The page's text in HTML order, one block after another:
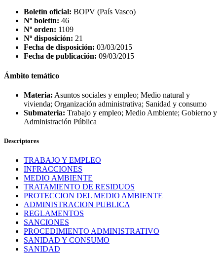
Boletín oficial: BOPV (País Vasco)
Nº boletín: 46
Nº orden: 1109
Nº disposición: 21
Fecha de disposición: 03/03/2015
Fecha de publicación: 09/03/2015
Ámbito temático
Materia: Asuntos sociales y empleo; Medio natural y
vivienda; Organización administrativa; Sanidad y consumo
Submateria: Trabajo y empleo; Medio Ambiente; Gobierno y
Administración Pública
Descriptores
TRABAJO Y EMPLEO
INFRACCIONES
MEDIO AMBIENTE
TRATAMIENTO DE RESIDUOS
PROTECCION DEL MEDIO AMBIENTE
ADMINISTRACION PUBLICA
REGLAMENTOS
SANCIONES
PROCEDIMIENTO ADMINISTRATIVO
SANIDAD Y CONSUMO
SANIDAD